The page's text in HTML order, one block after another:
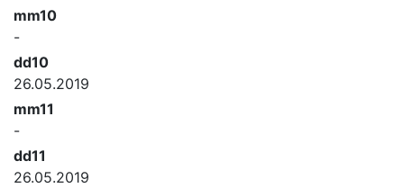
mm10
-
dd10
26.05.2019
mm11
-
dd11
26.05.2019